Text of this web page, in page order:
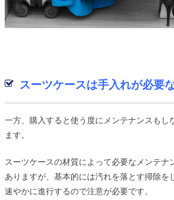
スーツケースは手入れが必要
一方、購入すると使う度にメンテナンスもし
ます。
スーツケースの材質によって必要なメンテナ
ありますが、基本的には汚れを落とす掃除を
速やかに進行するので注意が必要です。